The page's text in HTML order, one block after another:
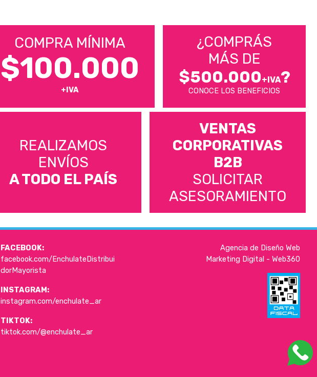
COMPRA MÍNIMA
$100.000
+IVA
¿COMPRÁS
MÁS DE
$500.000+IVA?
CONOCE LOS BENEFICIOS
REALIZAMOS
ENVÍOS
A TODO EL PAÍS
VENTAS
CORPORATIVAS
B2B
SOLICITAR
ASESORAMIENTO
FACEBOOK:
facebook.com/EnchulateDistribui
dorMayorista
INSTAGRAM:
instagram.com/enchulate_ar
TIKTOK:
tiktok.com/@enchulate_ar
Agencia de Diseño Web
Marketing Digital - Web360